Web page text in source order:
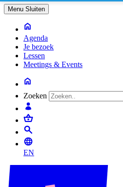
Menu Sluiten
Agenda
Je bezoek
Lessen
Meetings & Events
Zoeken
EN